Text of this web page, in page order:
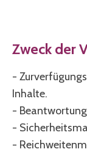
Zweck der
-
Inhalte.
-
-
-